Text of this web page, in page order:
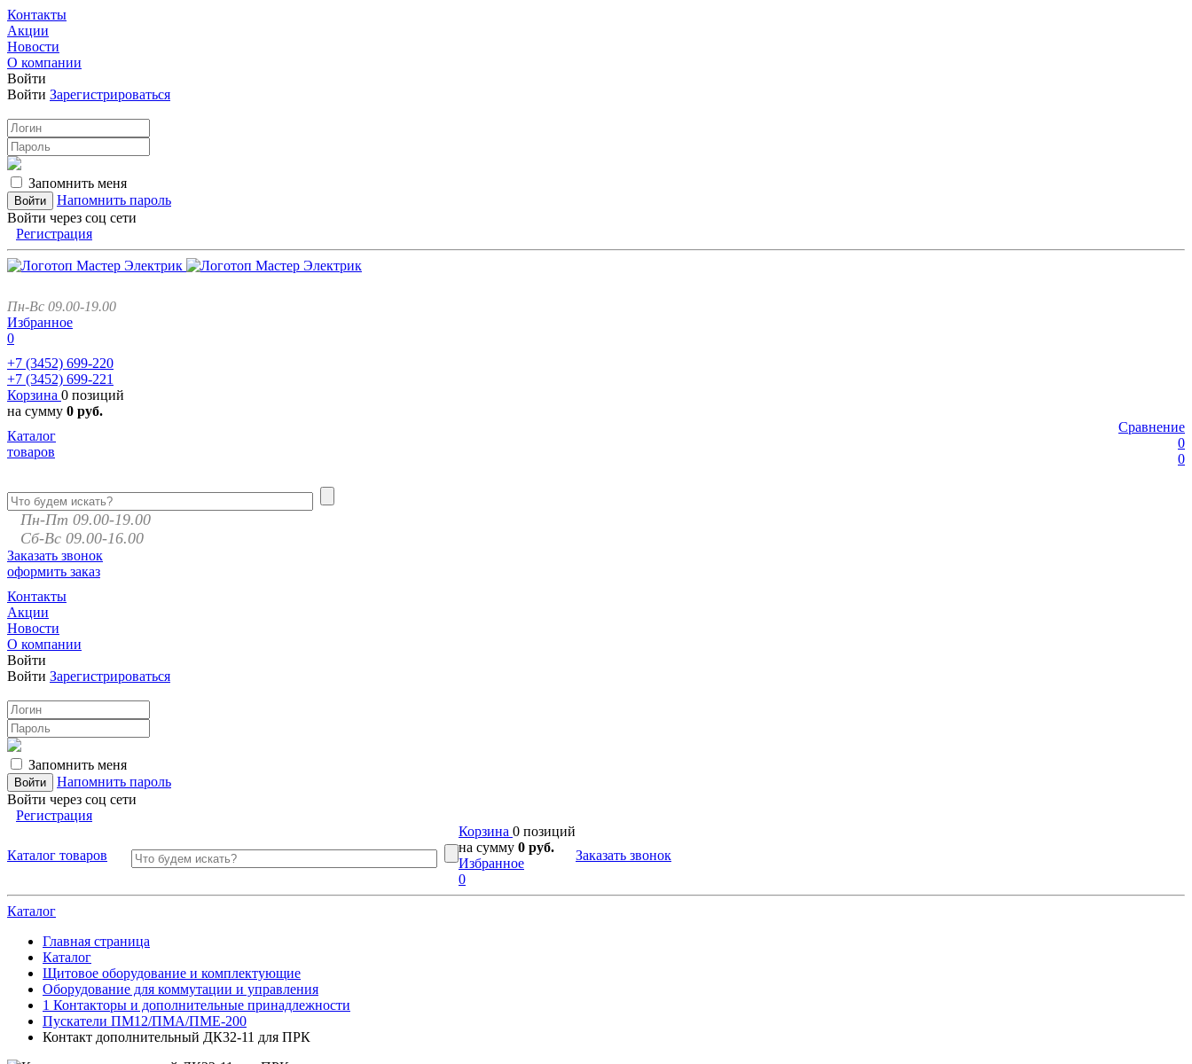
Контакты
Акции
Новости
О компании
Войти
Войти Зарегистрироваться
Запомнить меня
Напомнить пароль
Войти через соц сети
Регистрация
Пн-Вс 09.00-19.00
Избранное
0
+7 (3452) 699-220
+7 (3452) 699-221
Корзина 0 позиций
на сумму 0 руб.
Сравнение
0
0
Каталог
товаров
Пн-Пт 09.00-19.00
Сб-Вс 09.00-16.00
Заказать звонок
оформить заказ
Контакты
Акции
Новости
О компании
Войти
Войти Зарегистрироваться
Запомнить меня
Напомнить пароль
Войти через соц сети
Регистрация
Каталог товаров
Корзина 0 позиций
на сумму 0 руб.
Избранное
0
Заказать звонок
Каталог
Главная страница
Каталог
Щитовое оборудование и комплектующие
Оборудование для коммутации и управления
1 Контакторы и дополнительные принадлежности
Пускатели ПМ12/ПМА/ПМЕ-200
Контакт дополнительный ДК32-11 для ПРК